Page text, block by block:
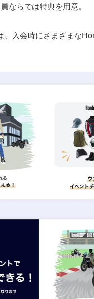
ならでは特典を用意。
、入会時にさまざまな